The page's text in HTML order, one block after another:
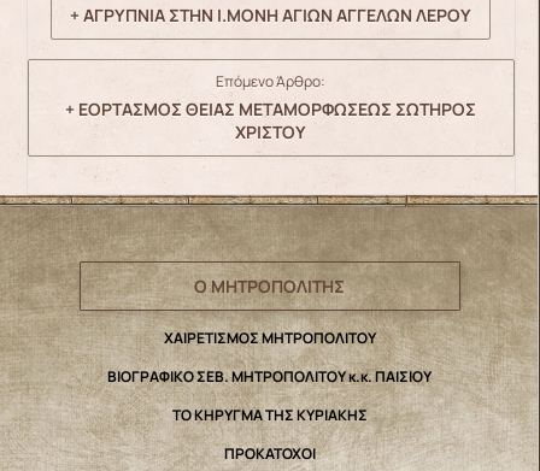
+ ΑΓΡΥΠΝΙΑ ΣΤΗΝ Ι.ΜΟΝΗ ΑΓΙΩΝ ΑΓΓΕΛΩΝ ΛΕΡΟΥ
Επόμενο Άρθρο:
+ ΕΟΡΤΑΣΜΟΣ ΘΕΙΑΣ ΜΕΤΑΜΟΡΦΩΣΕΩΣ ΣΩΤΗΡΟΣ
ΧΡΙΣΤΟΥ
Ο ΜΗΤΡΟΠΟΛΙΤΗΣ
ΧΑΙΡΕΤΙΣΜΟΣ ΜΗΤΡΟΠΟΛΙΤΟΥ
ΒΙΟΓΡΑΦΙΚΟ ΣΕΒ. ΜΗΤΡΟΠΟΛΙΤΟΥ κ.κ. ΠΑΙΣΙΟΥ
ΤΟ ΚΗΡΥΓΜΑ ΤΗΣ ΚΥΡΙΑΚΗΣ
ΠΡΟΚΑΤΟΧΟΙ